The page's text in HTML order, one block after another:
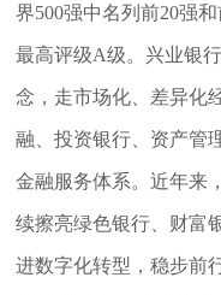
界500强中名列前20强
最高评级A级。兴业银
念，走市场化、差异化
融、投资银行、资产管
金融服务体系。近年来
续擦亮绿色银行、财富
进数字化转型，稳步前